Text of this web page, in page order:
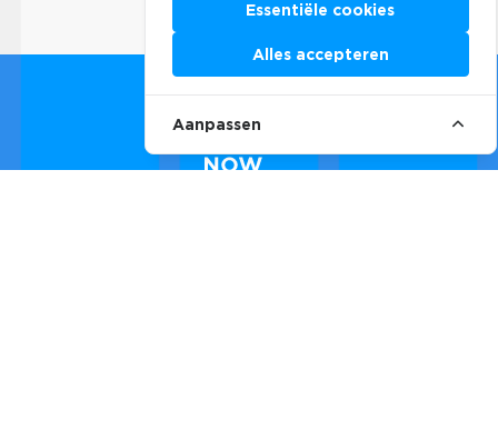
Essentiële cookies
Alles accepteren
Aanpassen